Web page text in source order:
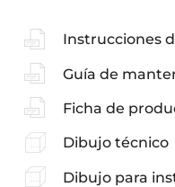
Instrucciones
Guía de
Ficha de
Dibujo técnico
Dibujo para